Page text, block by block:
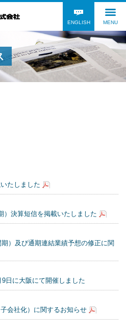
ENGLISH MENU
たしました
）決算短信を掲載いたしました
）及び通期連結業績予想の修正に関
日に大阪にて開催しました
会社化）に関するお知らせ